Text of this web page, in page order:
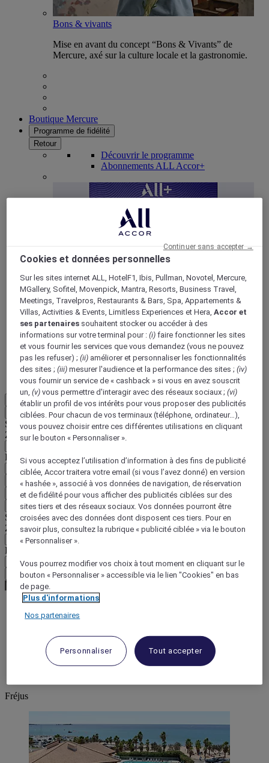
Bons & vivants
Mise en avant du concept “Bons & Vivants” de
Mercure, axé sur la culture locale et la gastronomie.
Boutique Mercure
Programme de fidélité
Retour
Découvrir le programme
Abonnements ALL Accor+
ALL Accor+ Voyager
15% de réduction toute l'annéesur vos séjours dans
+30 marques
DÉCOUVRIR
Plus
Retour
Sélectionnez votre zone et votre langue ci-dessous
Zone géographique
Pays/Région - Langue
Valider votre zone et votre langue
EUR (€)
Retour
Sélectionnez votre devise ci-dessous
Zone géographique
Devise
Valider ma devise
World
France
Provence-Alps-Riviera
Fréjus
Cookies et données personnelles
Sur les sites internet ALL, HotelF1, Ibis, Pullman, Novotel, Mercure,
MGallery, Sofitel, Movenpick, Mantra, Resorts, Business Travel,
Meetings, Travelpros, Restaurants & Bars, Spa, Appartements &
Villas, Activities & Events, Limitless Experiences et Hera,Accor et
ses partenaires souhaitent stocker ou accéder à des
informations sur votre terminal pour :(i) faire fonctionner les sites
et vous fournir les services que vous demandez (vous ne pouvez
pas les refuser) ;(ii) améliorer et personnaliser les fonctionnalités
des sites ;(iii) mesurer l'audience et la performance des sites ;(iv)
vous fournir un service de « cashback » si vous en avez souscrit
un,(v) vous permettre d'interagir avec des réseaux sociaux ;(vi)
établir un profil de vos intérêts pour vous proposer des publicités
ciblées. Pour chacun de vos terminaux (téléphone, ordinateur…),
vous pouvez choisir entre ces différentes utilisations en cliquant
sur le bouton « Personnaliser ».
Si vous acceptez l’utilisation d’information à des fins de publicité
ciblée, Accor traitera votre email (si vous l’avez donné) en version
« hashée », associé à vos données de navigation, de réservation
et de fidélité pour vous afficher des publicités ciblées sur des
sites tiers et des réseaux sociaux. Vos données pourront être
croisées avec des données dont disposent ces tiers. Pour en
savoir plus, consultez la rubrique « publicité ciblée » via le bouton
« Personnaliser ».
Vous pourrez modifier vos choix à tout moment en cliquant sur le
bouton « Personnaliser » accessible via le lien "Cookies" en bas
de page.
Plus d'informations
Nos partenaires
Personnaliser Tout accepter
Continuer sans accepter →